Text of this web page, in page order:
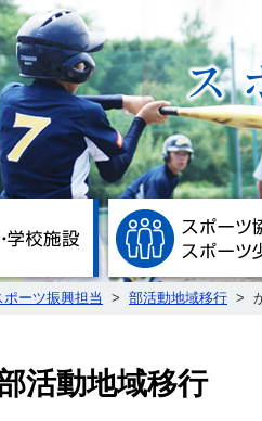
体育・学校施設
ム
ポーツ振興担当 > 部活動地域移行 >
活動地域移行